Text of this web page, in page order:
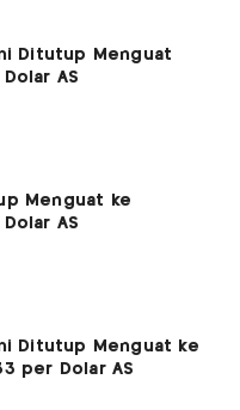
Ditutup Menguat
Dolar AS
Menguat ke
Dolar AS
Ditutup Menguat ke
per Dolar AS